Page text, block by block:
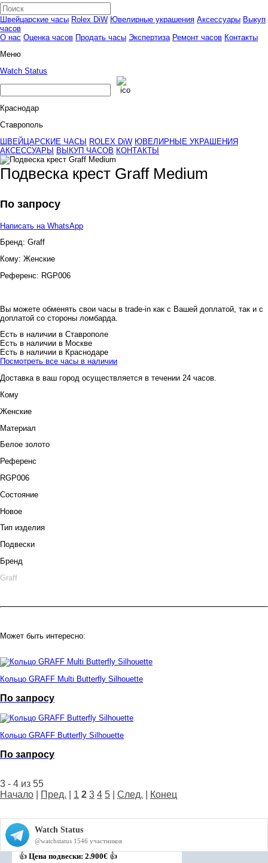
Швейцарские часы Rolex DiW Ювелирные украшения Аксессуары Выкуп
часов
О нас Оценка часов Продать часы Экспертиза Ремонт часов Контакты
Меню
Watch Status
Краснодар
Ставрополь
ШВЕЙЦАРСКИЕ ЧАСЫ
ROLEX DiW ЮВЕЛИРНЫЕ УКРАШЕНИЯ
АКСЕССУАРЫ
ВЫКУП ЧАСОВ КОНТАКТЫ
Подвеска крест Graff Medium
По запросу
Написать на WhatsApp
Бренд: Graff
Кому: Женские
Референс: RGP006
Вы можете обменять свои часы в trade-in как с Вашей доплатой, так и с
доплатой со стороны ломбарда.
Есть в наличии в Ставрополе
Есть в наличии в Москве
Есть в наличии в Краснодаре
Посмотреть все часы в наличии
Доставка в ваш город осуществляется в течении 24 часов.
Кому
Женские
Материал
Белое золото
Референс
RGP006
Состояние
Новое
Тип изделия
Подвески
Бренд
Graff
Может быть интересно:
Кольцо GRAFF Multi Butterfly Silhouette
По запросу
Кольцо GRAFF Butterfly Silhouette
По запросу
3 - 4 из 55
Начало
Пред. 1 2 3 4 5 След. Конец